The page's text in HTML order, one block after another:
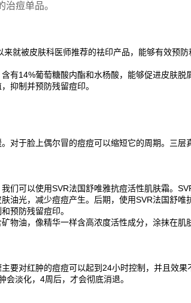
痘单品。
就被皮肤科医师推荐的祛印产品，能够有效预
有14%葡萄糖酸内酯和水杨酸，能够促进皮肤脱
抑制并预防残留痘印。
对于脸上偶尔冒的痘痘可以缩短它的周期。三层
们可以使用SVR法国舒唯雅抗痘活性肌肤霜。
油光，减少痘痘产生。后期，使用SVR法国舒唯
预防残留痘印。
物油，像精华一样含高浓度活性成分，涂抹在肌
要对红肿的痘痘可以起到24小时控制，并且效
淡化，4周后，才会彻底消退。